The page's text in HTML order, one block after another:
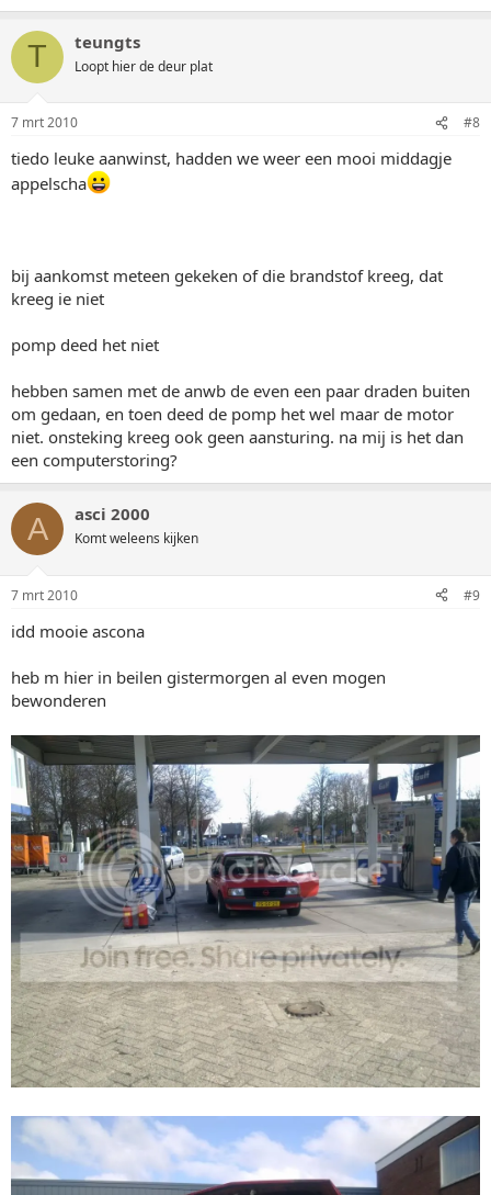
T teungts
Loopt hier de deur plat
7 mrt 2010 #8
tiedo leuke aanwinst, hadden we weer een mooi middagje
appelscha
bij aankomst meteen gekeken of die brandstof kreeg, dat
kreeg ie niet
pomp deed het niet
hebben samen met de anwb de even een paar draden buiten
om gedaan, en toen deed de pomp het wel maar de motor
niet. onsteking kreeg ook geen aansturing. na mij is het dan
een computerstoring?
A asci 2000
Komt weleens kijken
7 mrt 2010 #9
idd mooie ascona
heb m hier in beilen gistermorgen al even mogen
bewonderen